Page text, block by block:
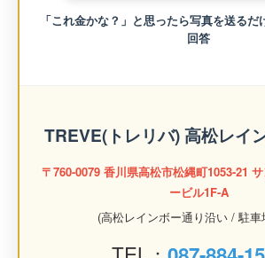
「これ金かな？」と思ったら写真を送る
回答
TREVE(トレリバ) 高松レイ
〒760-0079 香川県高松市松縄町1053-21
ービル1F-A
(高松レインボー通り沿い / 駐車